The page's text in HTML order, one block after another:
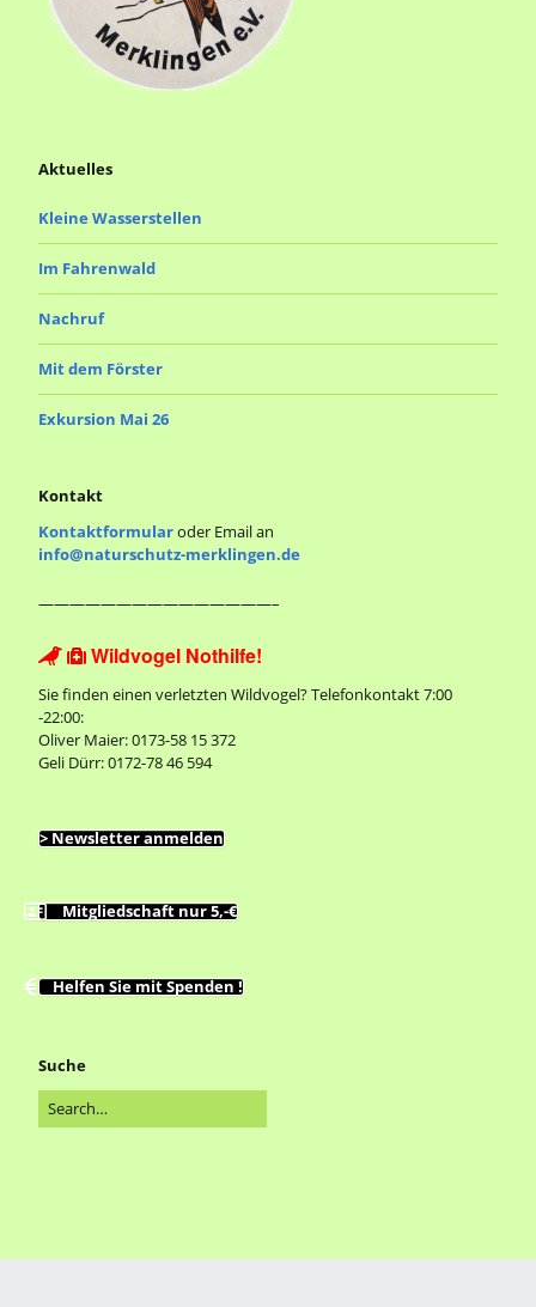
Aktuelles
Kleine Wasserstellen
Im Fahrenwald
Nachruf
Mit dem Förster
Exkursion Mai 26
Kontakt
Kontaktformularoder Email an
info@naturschutz-merklingen.de
———————————————–
  Wildvogel Nothilfe!
Sie finden einen verletzten Wildvogel? Telefonkontakt 7:00
-22:00:
Oliver Maier: 0173-58 15 372
Geli Dürr: 0172-78 46 594
> Newsletter anmelden
Mitgliedschaft nur 5,-€
Helfen Sie mit Spenden !
Suche